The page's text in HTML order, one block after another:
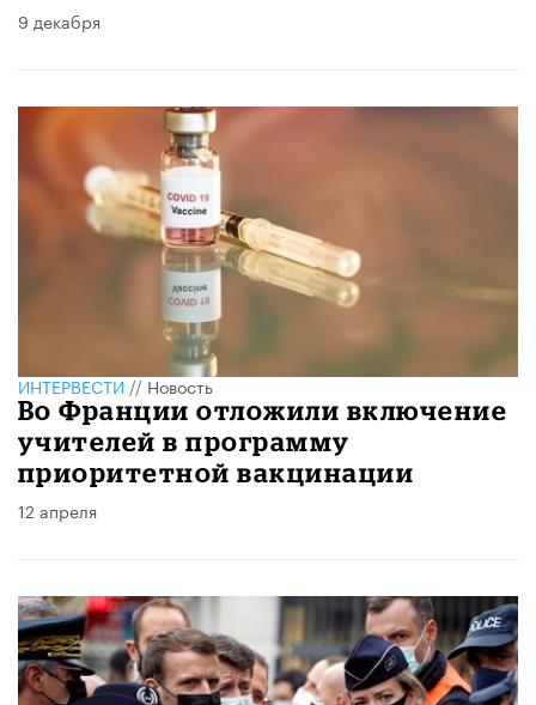
9 декабря
ИНТЕРВЕСТИ//Новость
Во Франции отложили включение
учителей в программу
приоритетной вакцинации
12 апреля